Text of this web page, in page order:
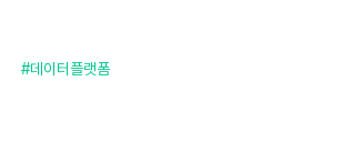
#데이터플랫폼